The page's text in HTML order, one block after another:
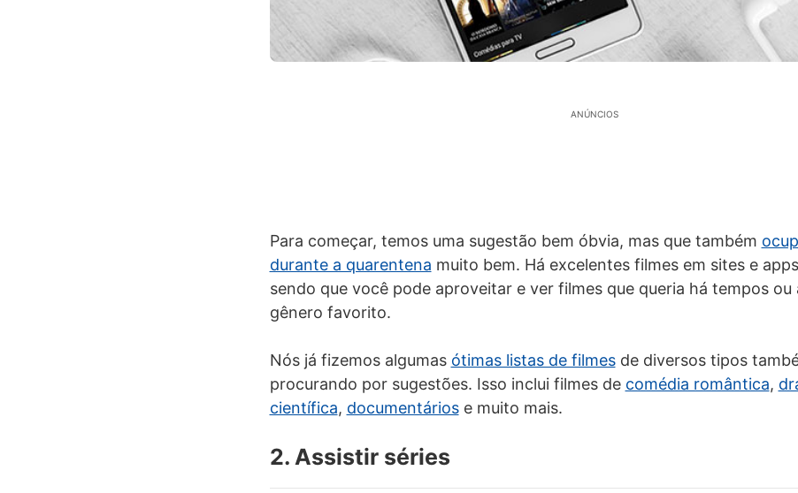
ANÚNCIOS
Para começar, temos uma sugestão bem óbvia, mas que também
durante a quarentena muito bem. Há excelentes filmes em sites e
sendo que você pode aproveitar e ver filmes que queria há tempos ou
gênero favorito.
Nós já fizemos algumas ótimas listas de filmesde diversos tipos
procurando por sugestões. Isso inclui filmes de comédia romântica,
científica, documentáriose muito mais.
2. Assistir séries